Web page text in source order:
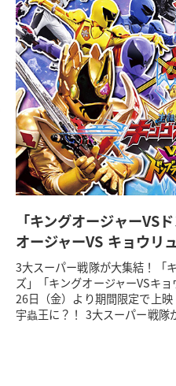
「キングオージャーVS
オージャーVS キョウリ
3大スーパー戦隊が大集結！「
ズ」「キングオージャーVSキ
26日（金）より期間限定で上
宇蟲王に？！ 3大スーパー戦隊